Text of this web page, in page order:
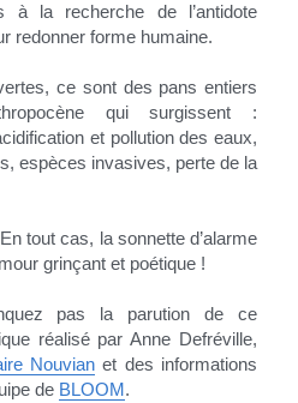
à la recherche de l’antidote
redonner forme humaine.
ce sont des pans entiers
qui surgissent :
et pollution des eaux,
espèces invasives, perte de la
tout cas, la sonnette d’alarme
grinçant et poétique !
pas la parution de ce
réalisé par Anne Defréville,
Nouvian et des informations
de BLOOM.